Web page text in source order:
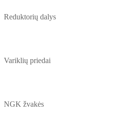
Reduktorių dalys
Variklių priedai
NGK žvakės